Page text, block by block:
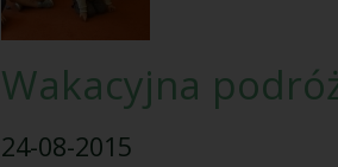
Wakacyjna
24-08-2015